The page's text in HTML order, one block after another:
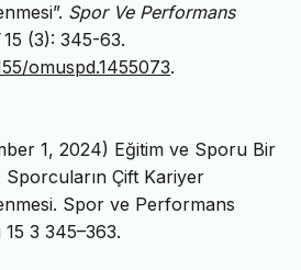
Spor Ve Performans
15 (3): 345-63.
omuspd.1455073.
1, 2024) Eğitim ve Sporu Bir
Çift Kariyer
Spor ve Performans
15 3 345–363.